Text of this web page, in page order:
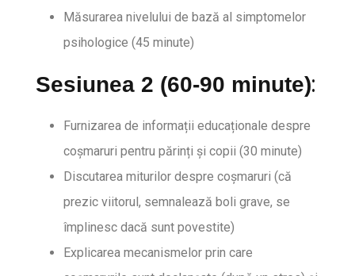
Măsurarea nivelului de bază al simptomelor
psihologice (45 minute)
Sesiunea 2 (60-90 minute):
Furnizarea de informații educaționale despre
coșmaruri pentru părinți și copii (30 minute)
Discutarea miturilor despre coșmaruri (că
prezic viitorul, semnalează boli grave, se
împlinesc dacă sunt povestite)
Explicarea mecanismelor prin care